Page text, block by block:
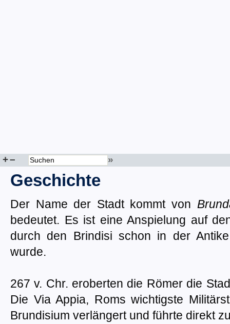
+– »
Geschichte
Der Name der Stadt kommt von
bedeutet. Es ist eine Anspielung auf
durch den Brindisi schon in der
wurde.
267 v. Chr. eroberten die Römer die
Die Via Appia, Roms wichtigste
Brundisium verlängert und führte direkt